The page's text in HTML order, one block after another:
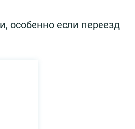
особенно если переезд